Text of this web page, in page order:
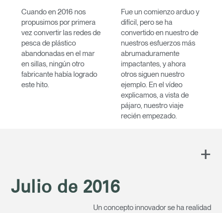
Cuando en 2016 nos
propusimos por primera
vez convertir las redes de
pesca de plástico
abandonadas en el mar
en sillas, ningún otro
fabricante había logrado
este hito.
Fue un comienzo arduo y
difícil, pero se ha
convertido en nuestro de
nuestros esfuerzos más
abrumaduramente
impactantes, y ahora
otros siguen nuestro
ejemplo. En el vídeo
explicamos, a vista de
pájaro, nuestro viaje
recién empezado.
+
Julio de 2016
Un concepto innovador se ha realidad